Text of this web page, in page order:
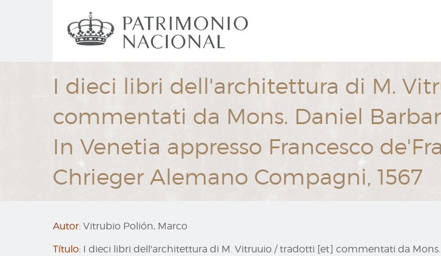
Navegación
principal
I dieci libri dell'architettura di M.
commentati da Mons. Daniel
In Venetia appresso Francesco
Chrieger Alemano Compagni, 1567
Autor: Vitrubio Polión, Marco
Título: I dieci libri dell'architettura di M. Vitruuio / tradotti [et] commentati da